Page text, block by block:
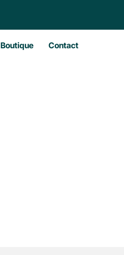
Boutique Contact